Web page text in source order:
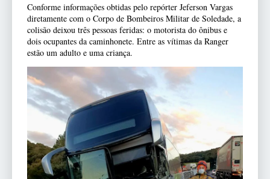
Conforme informações obtidas pelo repórter Jeferson Vargas
diretamente com o Corpo de Bombeiros Militar de Soledade, a
colisão deixou três pessoas feridas: o motorista do ônibus e
dois ocupantes da caminhonete. Entre as vítimas da Ranger
estão um adulto e uma criança.